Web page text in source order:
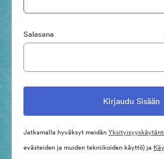
Salasana
Jatkamalla hyväksyt meidän
evästeiden ja muiden tekniikoiden käyttö) ja